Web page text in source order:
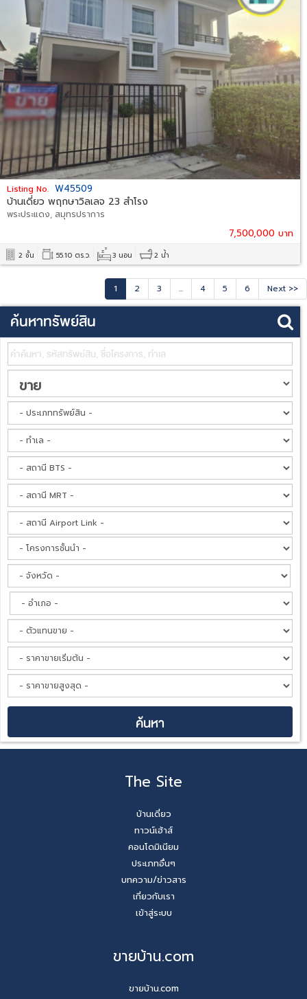
Listing No. W45509
บ้านเดี่ยว พฤกษาวิลเลจ 23 สำโรง
พระประแดง, สมุทรปราการ
7,500,000 บาท
2 ชั้น 55.10 ตร.ว. 3 นอน 2 น้ำ
1 2 3 ... 4 5 6 Next >>
ค้นหาทรัพย์สิน
The Site
บ้านเดี่ยว
ทาวน์เฮ้าส์
คอนโดมิเนียม
ประเภทอื่นๆ
บทความ/ข่าวสาร
เกี่ยวกับเรา
เข้าสู่ระบบ
ขายบ้าน.com
ขายบ้าน.com